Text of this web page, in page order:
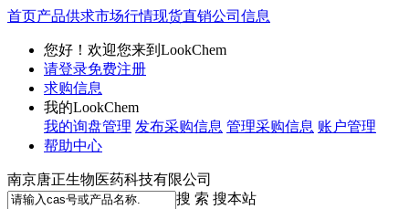
首页产品供求市场行情现货直销公司信息
您好！欢迎您来到LookChem
请登录免费注册
求购信息
我的LookChem
我的询盘管理 发布采购信息 管理采购信息 账户管理
帮助中心
南京唐正生物医药科技有限公司
搜 索 搜本站